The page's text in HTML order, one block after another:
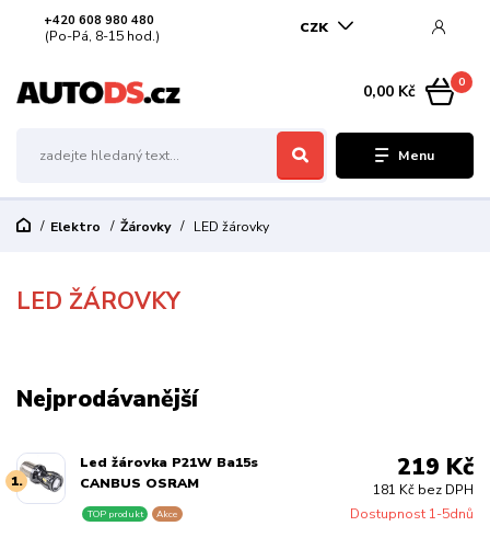
Menu
CZK
+420 608 980 480
(Po-Pá, 8-15 hod.)
0
0,00 Kč
Elektro Žárovky LED žárovky
LED ŽÁROVKY
Nejprodávanější
1.
Led žárovka P21W Ba15s
CANBUS OSRAM
Dostupnost 1-5dnů
TOP produkt Akce
219 Kč
181 Kč bez DPH